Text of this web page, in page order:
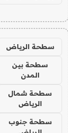
سطحة الرياض
سطحة بين
المدن
سطحة شمال
الرياض
سطحة جنوب